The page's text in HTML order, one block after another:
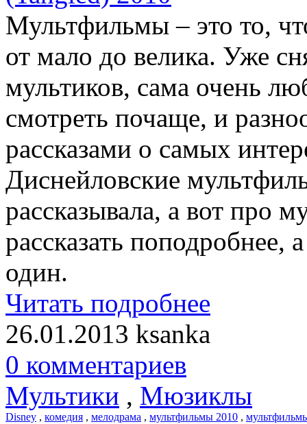
Мультфильмы – это то,
от мало до велика. Уже
мультиков, сама очень
смотреть почаще, и
рассказами о самых
Диснейловские
рассказывала, а вот про
рассказать поподробнее,
один.
Читать подробнее
26.01.2013 ksanka
0 комментариев
Мультики , Мюзиклы
Disney , комедия , мелодрама , мультфильмы 2010 ,